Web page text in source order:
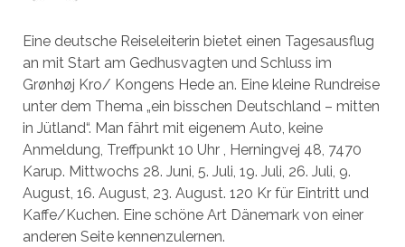
Eine deutsche Reiseleiterin bietet einen Tagesausflug
an mit Start am Gedhusvagten und Schluss im
Grønhøj Kro/ Kongens Hede an. Eine kleine Rundreise
unter dem Thema „ein bisschen Deutschland – mitten
in Jütland“. Man fährt mit eigenem Auto, keine
Anmeldung, Treffpunkt 10 Uhr , Herningvej 48, 7470
Karup. Mittwochs 28. Juni, 5. Juli, 19. Juli, 26. Juli, 9.
August, 16. August, 23. August. 120 Kr für Eintritt und
Kaffe/Kuchen. Eine schöne Art Dänemark von einer
anderen Seite kennenzulernen.